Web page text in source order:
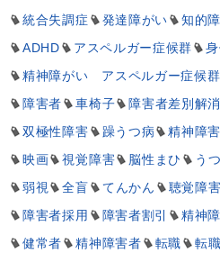
統合失調症
発達障がい 知的
ADHD
アスペルガー症候群
精神障がい アスペルガー症候群
障害者
車椅子 障害者差別解
双極性障害
躁うつ病 精神障
映画
視覚障害 脳性まひ うつ
弱視
全盲 てんかん 聴覚障害
障害者採用
障害者割引 精神
健常者
精神障害者 転職 転